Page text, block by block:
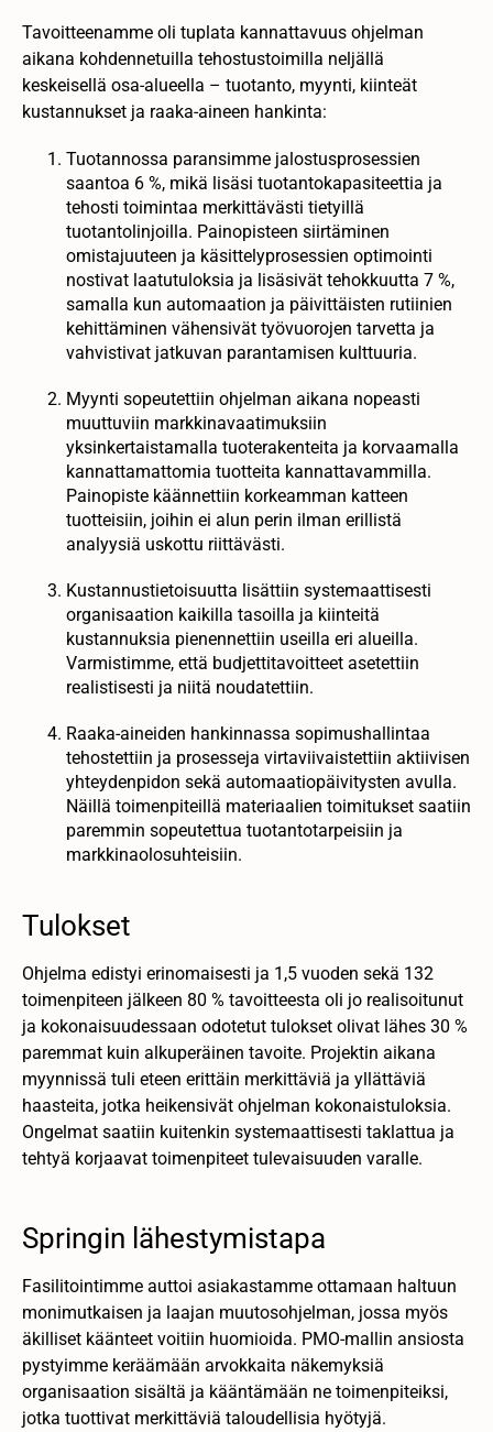
Tavoitteenamme oli tuplata kannattavuus ohjelman
aikana kohdennetuilla tehostustoimilla neljällä
keskeisellä osa-alueella – tuotanto, myynti, kiinteät
kustannukset ja raaka-aineen hankinta:
Tuotannossa paransimme jalostusprosessien
saantoa 6 %, mikä lisäsi tuotantokapasiteettia ja
tehosti toimintaa merkittävästi tietyillä
tuotantolinjoilla. Painopisteen siirtäminen
omistajuuteen ja käsittelyprosessien optimointi
nostivat laatutuloksia ja lisäsivät tehokkuutta 7 %,
samalla kun automaation ja päivittäisten rutiinien
kehittäminen vähensivät työvuorojen tarvetta ja
vahvistivat jatkuvan parantamisen kulttuuria.
Myynti sopeutettiin ohjelman aikana nopeasti
muuttuviin markkinavaatimuksiin
yksinkertaistamalla tuoterakenteita ja korvaamalla
kannattamattomia tuotteita kannattavammilla.
Painopiste käännettiin korkeamman katteen
tuotteisiin, joihin ei alun perin ilman erillistä
analyysiä uskottu riittävästi.
Kustannustietoisuutta lisättiin systemaattisesti
organisaation kaikilla tasoilla ja kiinteitä
kustannuksia pienennettiin useilla eri alueilla.
Varmistimme, että budjettitavoitteet asetettiin
realistisesti ja niitä noudatettiin.
Raaka-aineiden hankinnassa sopimushallintaa
tehostettiin ja prosesseja virtaviivaistettiin aktiivisen
yhteydenpidon sekä automaatiopäivitysten avulla.
Näillä toimenpiteillä materiaalien toimitukset saatiin
paremmin sopeutettua tuotantotarpeisiin ja
markkinaolosuhteisiin.
Tulokset
Ohjelma edistyi erinomaisesti ja 1,5 vuoden sekä 132
toimenpiteen jälkeen 80 % tavoitteesta oli jo realisoitunut
ja kokonaisuudessaan odotetut tulokset olivat lähes 30 %
paremmat kuin alkuperäinen tavoite. Projektin aikana
myynnissä tuli eteen erittäin merkittäviä ja yllättäviä
haasteita, jotka heikensivät ohjelman kokonaistuloksia.
Ongelmat saatiin kuitenkin systemaattisesti taklattua ja
tehtyä korjaavat toimenpiteet tulevaisuuden varalle.
Springin lähestymistapa
Fasilitointimme auttoi asiakastamme ottamaan haltuun
monimutkaisen ja laajan muutosohjelman, jossa myös
äkilliset käänteet voitiin huomioida. PMO-mallin ansiosta
pystyimme keräämään arvokkaita näkemyksiä
organisaation sisältä ja kääntämään ne toimenpiteiksi,
jotka tuottivat merkittäviä taloudellisia hyötyjä.